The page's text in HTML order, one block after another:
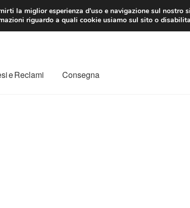
7 EUR
e Reclami Consegna
la miglior esperienza d'uso e navigazione sul nostro
riguardo a quali cookie usiamo sul sito o